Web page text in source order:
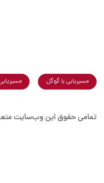
مسیریابی با گوگل
تمامی حقوق این وب‌سایت